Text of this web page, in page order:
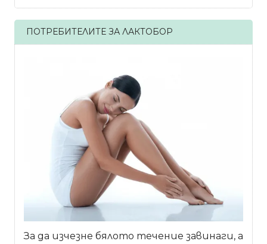
ПОТРЕБИТЕЛИТЕ ЗА ЛАКТОБОР
За да изчезне бялото течение завинаги, а